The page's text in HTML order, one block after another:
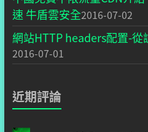
速 牛盾雲安全2016-07-02
網站HTTP headers配置-
2016-07-01
近期評論